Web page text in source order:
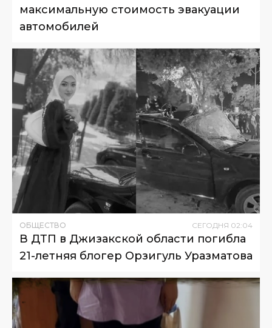
максимальную стоимость эвакуации
автомобилей
ОБЩЕСТВО СЕГОДНЯ 02:04
В ДТП в Джизакской области погибла
21-летняя блогер Орзигуль Уразматова